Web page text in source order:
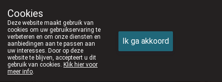
050/82 28 83
Cookies
Deze website maakt gebruik van
cookies om uw gebruikservaring te
verbeteren en om onze diensten en
aanbiedingen aan te passen aan
uw interesses. Door op deze
website te blijven, accepteert u dit
gebruik van cookies. Klik hier voor
meer info.
Ik ga akkoord